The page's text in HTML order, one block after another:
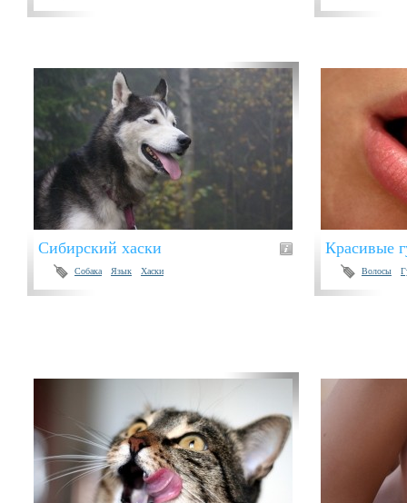
Сибирский хаски
Собака Язык Хаски
Красивые
Волосы